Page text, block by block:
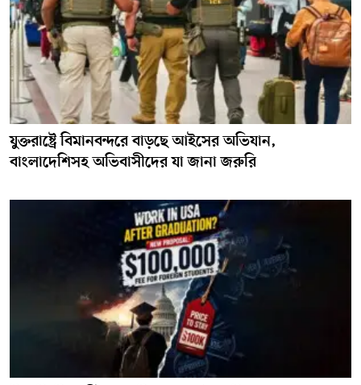
যুক্তরাষ্ট্রে বিমানবন্দরে বাড়ছে আইসের অভিযান,
বাংলাদেশিসহ অভিবাসীদের যা জানা জরুরি